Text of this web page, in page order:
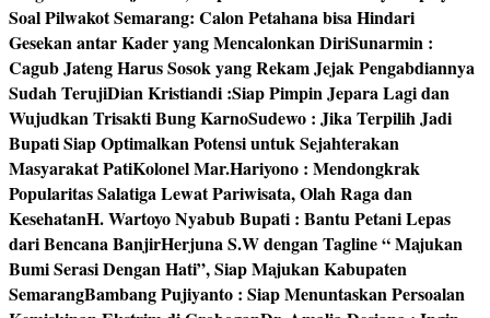
Soal Pilwakot Semarang: Calon Petahana bisa Hindari
Gesekan antar Kader yang Mencalonkan DiriSunarmin :
Cagub Jateng Harus Sosok yang Rekam Jejak Pengabdiannya
Sudah TerujiDian Kristiandi :Siap Pimpin Jepara Lagi dan
Wujudkan Trisakti Bung KarnoSudewo : Jika Terpilih Jadi
Bupati Siap Optimalkan Potensi untuk Sejahterakan
Masyarakat PatiKolonel Mar.Hariyono : Mendongkrak
Popularitas Salatiga Lewat Pariwisata, Olah Raga dan
KesehatanH. Wartoyo Nyabub Bupati : Bantu Petani Lepas
dari Bencana BanjirHerjuna S.W dengan Tagline “ Majukan
Bumi Serasi Dengan Hati”, Siap Majukan Kabupaten
SemarangBambang Pujiyanto : Siap Menuntaskan Persoalan